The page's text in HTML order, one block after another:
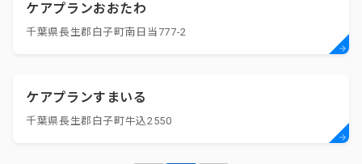
ケアプランおおたわ
千葉県長生郡白子町南日当777-2
ケアプランすまいる
千葉県長生郡白子町牛込2550